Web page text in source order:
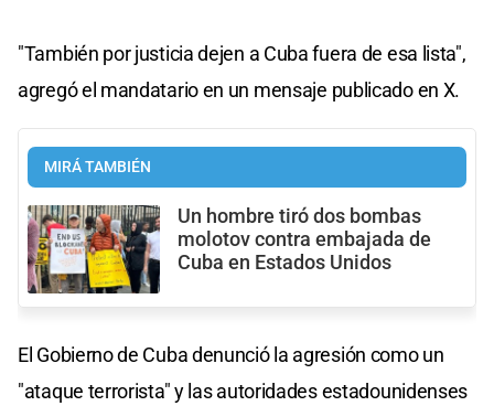
"También por justicia dejen a Cuba fuera de esa lista",
agregó el mandatario en un mensaje publicado en X.
MIRÁ TAMBIÉN
Un hombre tiró dos bombas
molotov contra embajada de
Cuba en Estados Unidos
El Gobierno de Cuba denunció la agresión como un
"ataque terrorista" y las autoridades estadounidenses